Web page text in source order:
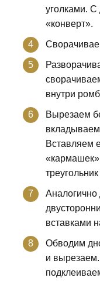
уголками. С
«конверт».
внутри
Вырезаем
Вставляем
Аналогично
вставками
Обводим
и